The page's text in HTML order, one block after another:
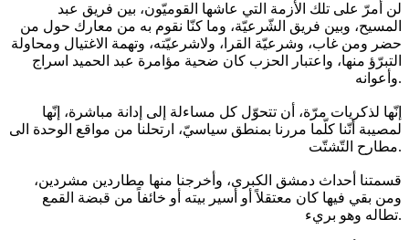
لن أمرّ على تلك الأزمة التي عاشها القوميّون، بين فريق عبد
المسيح، وبين فريق الشّرعيّة، وما كنّا نقوم به من معارك حول من
حضر ومن غاب، وشرعيّة القرا، ولاشرعيّته، وتهمة الاغتيال ومحاولة
التبرّؤ منها، واعتبار الحزب كان ضحية مؤامرة عبد الحميد اسراج
وأعوانه.
إنّها لذكريات مرّة، أن تتحوّل كل مساءلة إلى إدانة مباشرة، إنّها
لمصيبة أنّنا كلّما مررنا بمنطق سياسيّ، ارتحلنا من مواقع الوحدة الى
مطارح التّشتّت.
قسمتنا أحداث دمشق الكبرى، وأخرجنا منها مطاردين مشردين،
ومن بقي فيها كان معتقلاً أو أسير بيته أو خائفاً من قبضة القمع
تطاله وهو بريء.